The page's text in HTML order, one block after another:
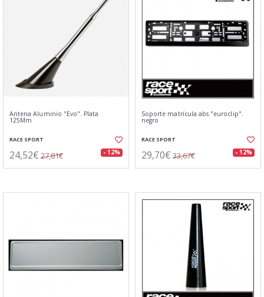
Antena Aluminio "Evo". Plata
125Mm
RACE SPORT
24,52€ 27,81€ - 12%
Soporte matrícula abs "euroclip".
negro
RACE SPORT
29,70€ 33,67€ - 12%